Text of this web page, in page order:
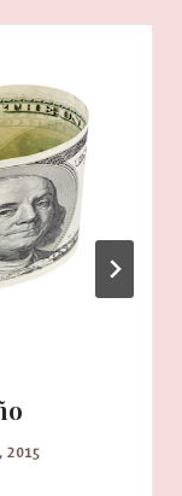
2015